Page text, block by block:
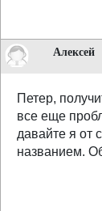
Алексей
Петер,
все еще
давайте я от
названием.